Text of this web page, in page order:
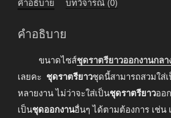
คำอธิบาย
ขนาดไซส์ชุดราตรียาวออกงานกล
เลยคะ ชุดราตรียาวชุดนี้สามารถสวมใส่
หลายงาน ไม่ว่าจะใส่เป็นชุดราตรียาวออ
เป็นชุดออกงานอื่นๆ ได้ตามต้องการ เช่น